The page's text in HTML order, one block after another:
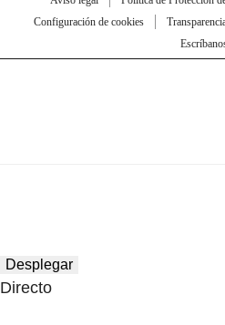
Configuración de cookies
Desplegar
Directo